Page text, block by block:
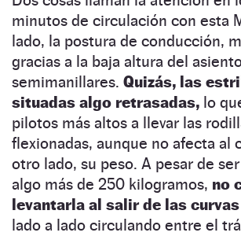
minutos de circulación con esta
lado, la postura de conducción,
gracias a la baja altura del
semimanillares. Quizás, las
situadas algo retrasadas, lo
pilotos más altos a llevar las
flexionadas, aunque no afecta al
otro lado, su peso. A pesar de
algo más de 250 kilogramos, no
levantarla al salir de las curvas
lado a lado circulando entre el